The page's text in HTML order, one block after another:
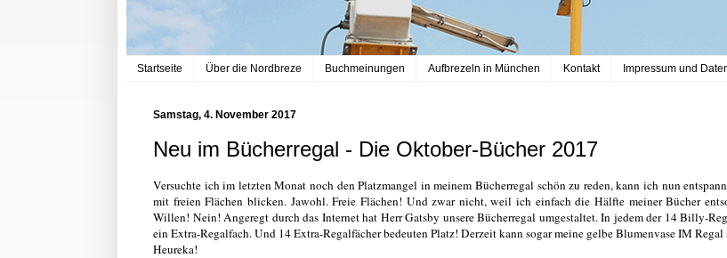
Startseite Über die Nordbreze Buchmeinungen Aufbrezeln in München Kontakt Impressum und
Samstag, 4. November 2017
Neu im Bücherregal - Die Oktober-Bücher 2017
Versuchte ich im letzten Monat noch den Platzmangel in meinem Bücherregal schön zu reden, kann ich nun
mit freien Flächen blicken. Jawohl. Freie Flächen! Und zwar nicht, weil ich einfach die Hälfte meiner Bücher
Willen! Nein! Angeregt durch das Internet hat Herr Gatsby unsere Bücherregal umgestaltet. In jedem der 14 Billy-
ein Extra-Regalfach. Und 14 Extra-Regalfächer bedeuten Platz! Derzeit kann sogar meine gelbe Blumenvase IM Regal
Heureka!